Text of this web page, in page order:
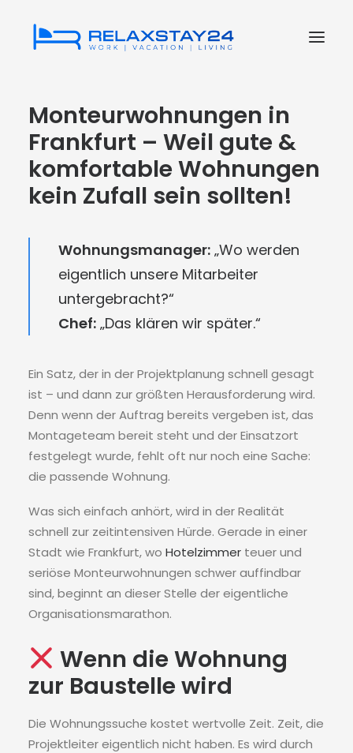
Vorteile
Suchprofil
Bewertungen
Monteurwohnungen in
Frankfurt – Weil gute &
komfortable Wohnungen
kein Zufall sein sollten!
Wohnungsmanager: „Wo werden
eigentlich unsere Mitarbeiter
untergebracht?“
Chef: „Das klären wir später.“
Ein Satz, der in der Projektplanung schnell gesagt
ist – und dann zur größten Herausforderung wird.
Denn wenn der Auftrag bereits vergeben ist, das
Montageteam bereit steht und der Einsatzort
festgelegt wurde, fehlt oft nur noch eine Sache:
die passende Wohnung.
Was sich einfach anhört, wird in der Realität
schnell zur zeitintensiven Hürde. Gerade in einer
Stadt wie Frankfurt, wo Hotelzimmer teuer und
seriöse Monteurwohnungen schwer auffindbar
sind, beginnt an dieser Stelle der eigentliche
Organisationsmarathon.
Wenn die Wohnung
zur Baustelle wird
Die Wohnungssuche kostet wertvolle Zeit. Zeit, die
Projektleiter eigentlich nicht haben. Es wird durch